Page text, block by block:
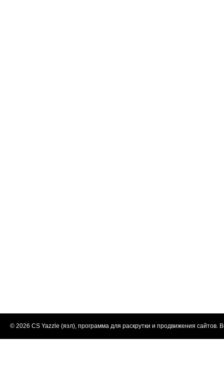
© 2026 CS Yazzle (язл), программа для раскрутки и продвижения сайтов.